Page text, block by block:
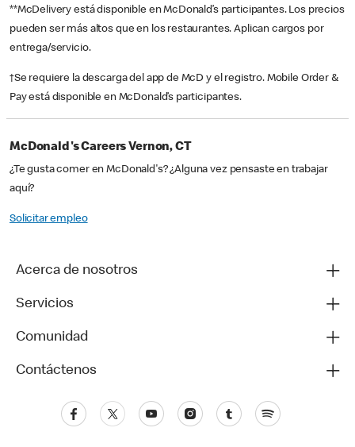
**McDelivery está disponible en McDonald’s participantes. Los precios
pueden ser más altos que en los restaurantes. Aplican cargos por
entrega/servicio.
†Se requiere la descarga del app de McD y el registro. Mobile Order &
Pay está disponible en McDonald’s participantes.
McDonald's Careers Vernon, CT
¿Te gusta comer en McDonald's? ¿Alguna vez pensaste en trabajar
aquí?
Solicitar empleo
Acerca de nosotros
Servicios
Comunidad
Contáctenos